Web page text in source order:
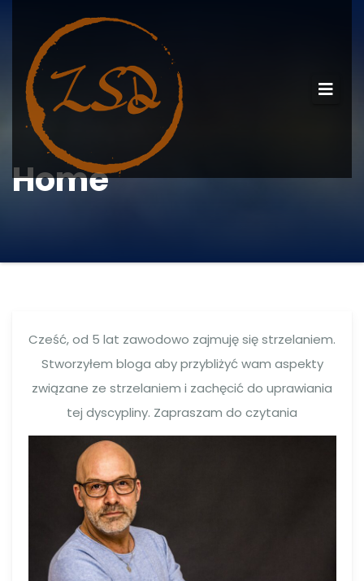
Home
Cześć, od 5 lat zawodowo zajmuję się strzelaniem.
Stworzyłem bloga aby przybliżyć wam aspekty
związane ze strzelaniem i zachęcić do uprawiania
tej dyscypliny. Zapraszam do czytania